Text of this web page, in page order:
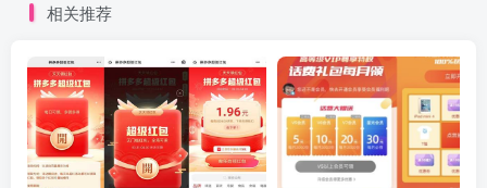
相关推荐